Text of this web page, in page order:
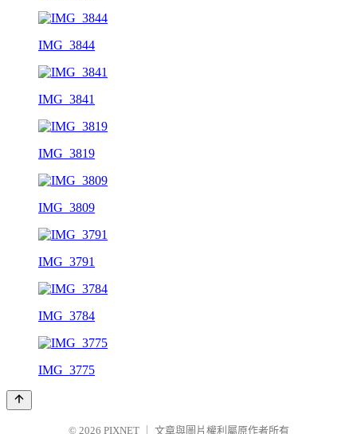
IMG_3844
IMG_3841
IMG_3819
IMG_3809
IMG_3791
IMG_3784
IMG_3775
© 2026 PIXNET 文章與圖片權利屬原作者所有